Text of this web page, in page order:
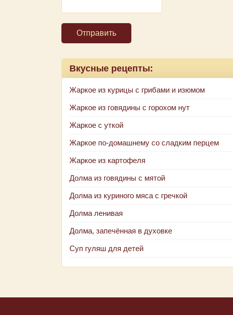
Отправить
Вкусные рецепты:
Жаркое из курицы с грибами и изюмом
Жаркое из говядины с горохом нут
Жаркое с уткой
Жаркое по-домашнему со сладким перцем
Жаркое из картофеля
Долма из говядины с мятой
Долма из куриного мяса с гречкой
Долма ленивая
Долма, запечённая в духовке
Суп гуляш для детей